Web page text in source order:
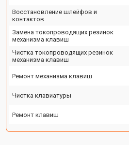
Восстановление шлейфов и
контактов
Замена токопроводящих резинок
механизма клавиш
Чистка токопроводящих резинок
механизма клавиш
Ремонт механизма клавиш
Чистка клавиатуры
Ремонт клавиш
Замена клавиш и уплотнителей